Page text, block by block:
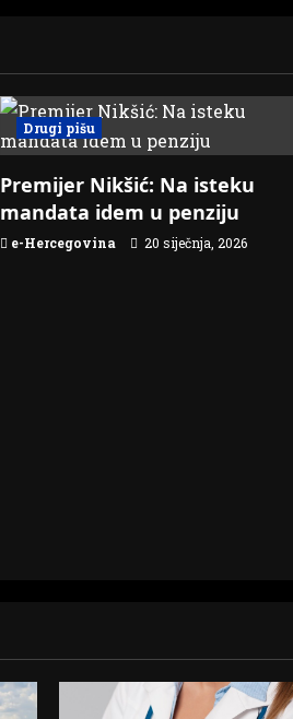
Drugi pišu
Premijer Nikšić: Na isteku
mandata idem u penziju
e-Hercegovina 20 siječnja, 2026